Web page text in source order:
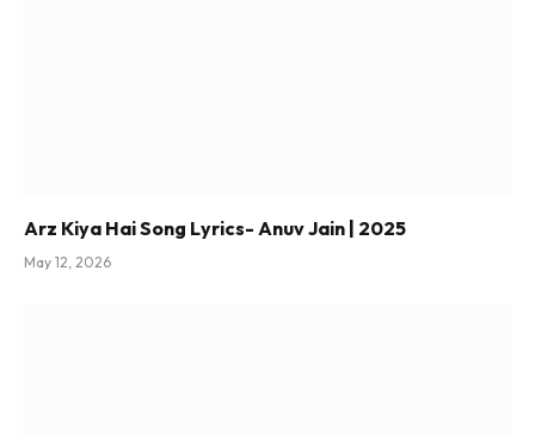
Arz Kiya Hai Song Lyrics- Anuv Jain | 2025
May 12, 2026